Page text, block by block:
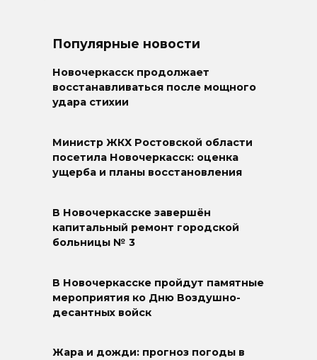
Популярные новости
Новочеркасск продолжает
восстанавливаться после мощного
удара стихии
Министр ЖКХ Ростовской области
посетила Новочеркасск: оценка
ущерба и планы восстановления
В Новочеркасске завершён
капитальный ремонт городской
больницы № 3
В Новочеркасске пройдут памятные
мероприятия ко Дню Воздушно-
десантных войск
Жара и дожди: прогноз погоды в